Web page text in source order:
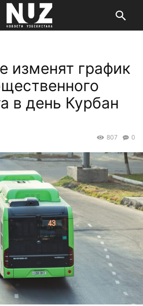
изменят график
в день Курбан
0
807